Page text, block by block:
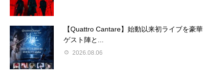
【Quattro Cantare】始動以来初ライブを豪華
ゲスト陣と...
2026.08.06